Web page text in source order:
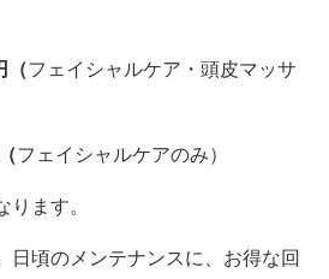
（フェイシャルケア・頭皮マッサ
フェイシャルケアのみ）
ます。
日頃のメンテナンスに、お得な回